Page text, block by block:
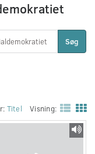
Søg
Titel Visning: